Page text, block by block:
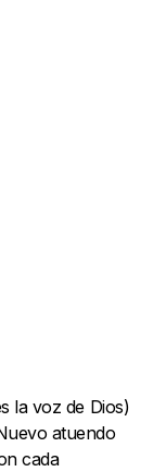
la voz de Dios)
atuendo
cada